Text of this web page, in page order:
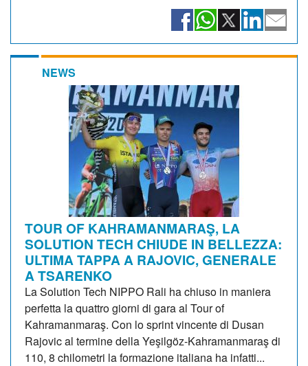
NEWS
TOUR OF KAHRAMANMARAŞ, LA
SOLUTION TECH CHIUDE IN BELLEZZA:
ULTIMA TAPPA A RAJOVIC, GENERALE
A TSARENKO
La Solution Tech NIPPO Rali ha chiuso in maniera
perfetta la quattro giorni di gara al Tour of
Kahramanmaraş. Con lo sprint vincente di Dusan
Rajovic al termine della Yeşilgöz-Kahramanmaraş di
110, 8 chilometri la formazione italiana ha infatti...